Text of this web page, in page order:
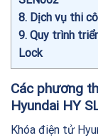
8 Dịch vụ thi
9 Quy trình
Lock
Các phương
Hyundai HY
Khóa điện tử